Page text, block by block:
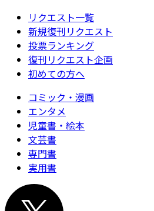
リクエスト一覧
新規復刊リクエスト
投票ランキング
復刊リクエスト企画
初めての方へ
コミック・漫画
エンタメ
児童書・絵本
文芸書
専門書
実用書